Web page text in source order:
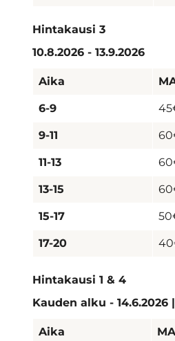
Hintakausi 3
10.8.2026 - 13.9.2026
Aika
6-9
9-11
11-13
13-15
15-17
17-20
Hintakausi 1 & 4
Kauden alku - 14.6.2026
Aika MA